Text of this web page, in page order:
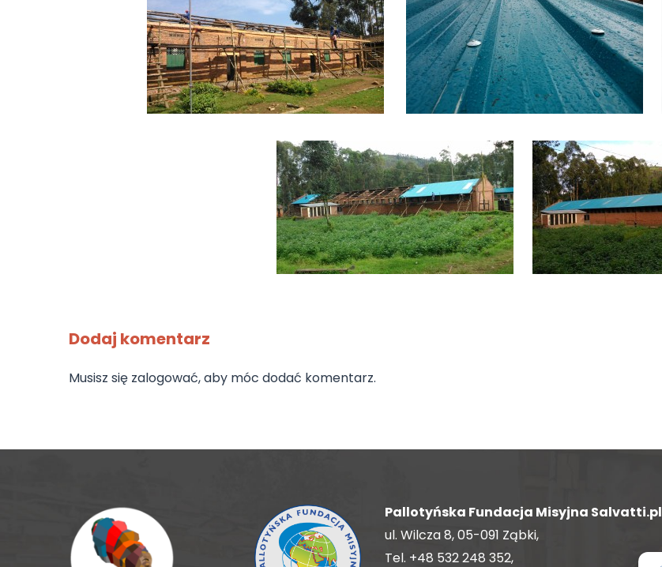
Dodaj komentarz
Musisz się zalogować, aby móc dodać komentarz.
Pallotyńska Fundacja Misyjna Salvatti.pl
ul. Wilcza 8, 05-091 Ząbki,
Tel. +48 532 248 352,